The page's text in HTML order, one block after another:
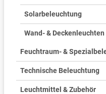
Solarbeleuchtung
Wand- & Deckenleuchten
Feuchtraum- &
Technische Beleuchtung
Leuchtmittel & Zubehör